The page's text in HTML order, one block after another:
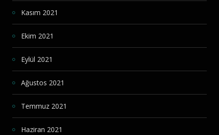
Kasım 2021
Ekim 2021
Eylül 2021
Ağustos 2021
Temmuz 2021
Haziran 2021